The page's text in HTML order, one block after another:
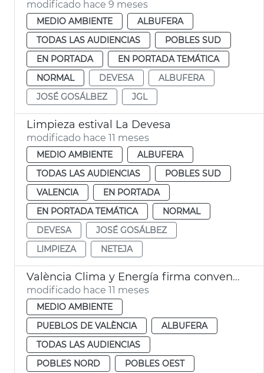
modificado hace 9 meses
MEDIO AMBIENTE
ALBUFERA
TODAS LAS AUDIENCIAS
POBLES SUD
EN PORTADA
EN PORTADA TEMÁTICA
NORMAL
DEVESA
ALBUFERA
JOSÉ GOSÁLBEZ
JGL
Limpieza estival La Devesa
modificado hace 11 meses
MEDIO AMBIENTE
ALBUFERA
TODAS LAS AUDIENCIAS
POBLES SUD
VALENCIA
EN PORTADA
EN PORTADA TEMÁTICA
NORMAL
DEVESA
JOSÉ GOSÁLBEZ
LIMPIEZA
NETEJA
València Clima y Energía firma convenio Cruz Roja voluntariado Albufera
modificado hace 11 meses
MEDIO AMBIENTE
PUEBLOS DE VALÈNCIA
ALBUFERA
TODAS LAS AUDIENCIAS
POBLES NORD
POBLES OEST